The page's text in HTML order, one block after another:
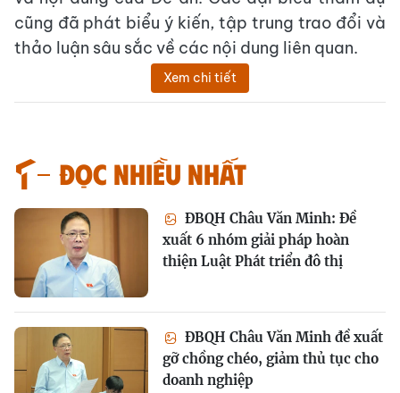
cũng đã phát biểu ý kiến, tập trung trao đổi và
thảo luận sâu sắc về các nội dung liên quan.
Xem chi tiết
Đọc nhiều nhất
ĐBQH Châu Văn Minh: Đề
xuất 6 nhóm giải pháp hoàn
thiện Luật Phát triển đô thị
ĐBQH Châu Văn Minh đề xuất
gỡ chồng chéo, giảm thủ tục cho
doanh nghiệp